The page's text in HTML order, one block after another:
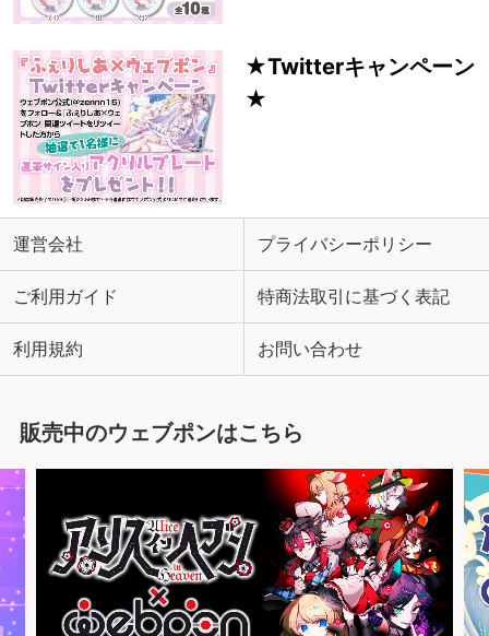
★Twitterキャンペーン
★
運営会社 プライバシーポリシー
ご利用ガイド 特商法取引に基づく表記
利用規約 お問い合わせ
販売中のウェブポンはこちら